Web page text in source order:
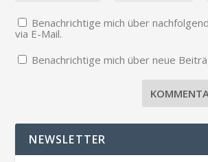
Benachrichtige mich über
via E-Mail.
Benachrichtige mich über neue
NEWSLETTER